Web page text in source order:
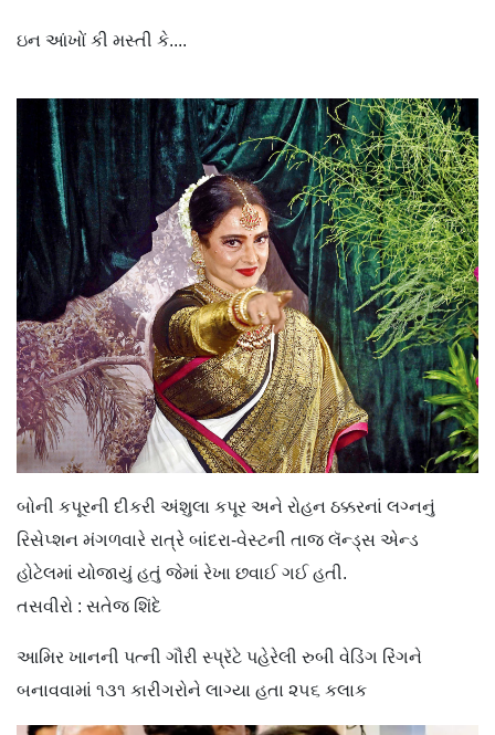
ઇન આંખોં કી મસ્તી કે....
બોની કપૂરની દીકરી અંશુલા કપૂર અને રોહન ઠક્કરનાં લગ્નનું
રિસેપ્શન મંગળવારે રાત્રે બાંદરા-વેસ્ટની તાજ લૅન્ડ્સ એન્ડ
હોટેલમાં યોજાયું હતું જેમાં રેખા છવાઈ ગઈ હતી.
તસવીરો : સતેજ શિંદે
આમિર ખાનની પત્ની ગૌરી સ્પ્રૅટે પહેરેલી રુબી વેડિંગ રિંગને
બનાવવામાં ૧૩૧ કારીગરોને લાગ્યા હતા ૨૫૬ કલાક